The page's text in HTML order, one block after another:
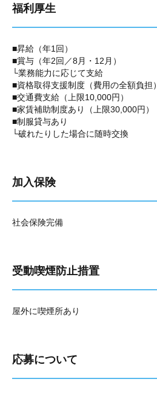
福利厚生
■昇給（年1回）
■賞与（年2回／8月・12月）
└業務能力に応じて支給
■資格取得支援制度（費用の全額負担）
■交通費支給（上限10,000円）
■家賃補助制度あり（上限30,000円）
■制服貸与あり
└破れたりした場合に随時交換
加入保険
社会保険完備
受動喫煙防止措置
屋外に喫煙所あり
応募について